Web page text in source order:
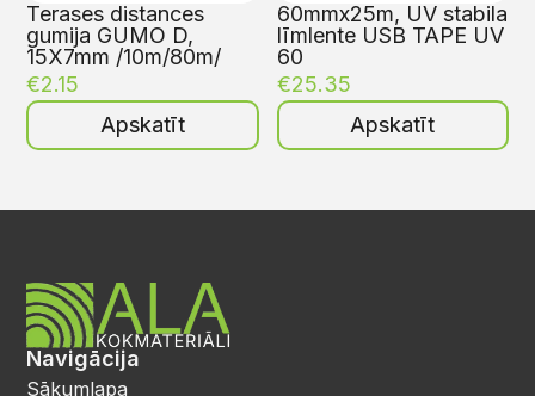
Terases distances
gumija GUMO D,
15X7mm /10m/80m/
€2.15
Apskatīt
60mmx25m, UV stabila
līmlente USB TAPE UV
60
€25.35
Apskatīt
Navigācija
Sākumlapa